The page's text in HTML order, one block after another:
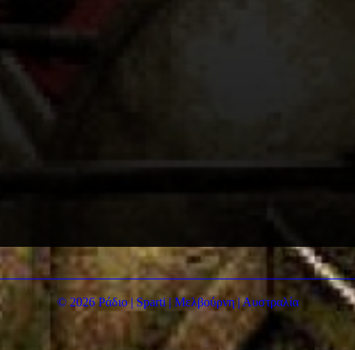
© 2026 Ράδιο | Sparti | Μελβούρνη | Αυστραλία